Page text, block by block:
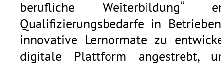
berufliche Weiterbildung“
Qualifizierungsbedarfe in
innovative Lernormate zu
digitale Plattform angestrebt,